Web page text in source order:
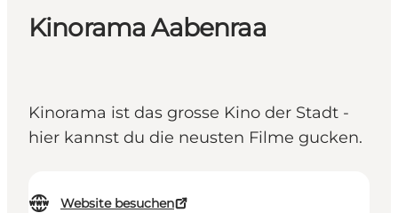
Kinorama Aabenraa
Kinorama ist das grosse Kino der Stadt -
hier kannst du die neusten Filme gucken.
Website besuchen